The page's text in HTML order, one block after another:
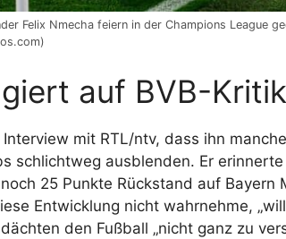
Felix Nmecha feiern in der Champions League
auf BVB-Kritik
mit RTL/ntv, dass ihn
schlichtweg ausblenden. Er
25 Punkte Rückstand auf
Entwicklung nicht wahrnehme,
den Fußball „nicht ganz zu